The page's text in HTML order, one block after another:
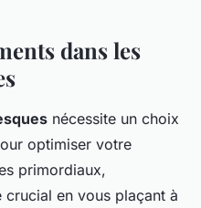
dans les
nécessite un choix
optimiser votre
primordiaux,
crucial en vous plaçant à